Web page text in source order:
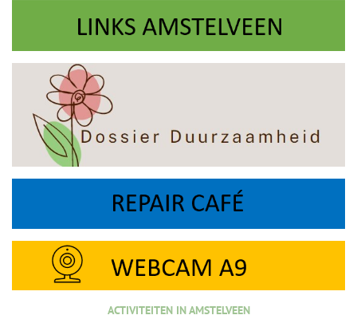
ACTIVITEITEN IN AMSTELVEEN